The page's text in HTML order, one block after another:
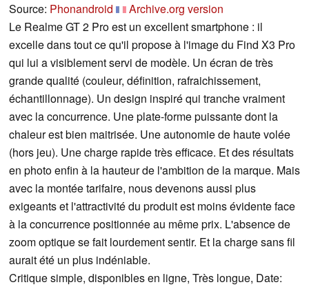
Source: Phonandroid
Archive.org version
Le Realme GT 2 Pro est un excellent smartphone : il
excelle dans tout ce qu'il propose à l'image du Find X3 Pro
qui lui a visiblement servi de modèle. Un écran de très
grande qualité (couleur, définition, rafraichissement,
échantillonnage). Un design inspiré qui tranche vraiment
avec la concurrence. Une plate-forme puissante dont la
chaleur est bien maitrisée. Une autonomie de haute volée
(hors jeu). Une charge rapide très efficace. Et des résultats
en photo enfin à la hauteur de l'ambition de la marque. Mais
avec la montée tarifaire, nous devenons aussi plus
exigeants et l'attractivité du produit est moins évidente face
à la concurrence positionnée au même prix. L'absence de
zoom optique se fait lourdement sentir. Et la charge sans fil
aurait été un plus indéniable.
Critique simple, disponibles en ligne, Très longue, Date: